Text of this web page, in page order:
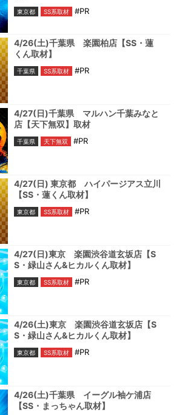
東京都 SS系取材 #PR
4/26(土)千葉県 楽園柏店【SS・蓮
くん取材】
千葉県 SS系取材 #PR
4/27(日)千葉県 マルハン千葉みなと
店【天下無双】取材
千葉県 天下無双 #PR
4/27(日) 東京都 ハイパージアス立川
【SS・蓮くん取材】
東京都 SS系取材 #PR
4/27(日)東京 楽園渋谷道玄坂店【S
S・緑山さん&ヒカルくん取材】
東京都 SS系取材 #PR
4/26(土)東京 楽園渋谷道玄坂店【S
S・緑山さん&ヒカルくん取材】
東京都 SS系取材 #PR
4/26(土)千葉県 イーグル袖ケ浦店
【SS・まっちゃん取材】